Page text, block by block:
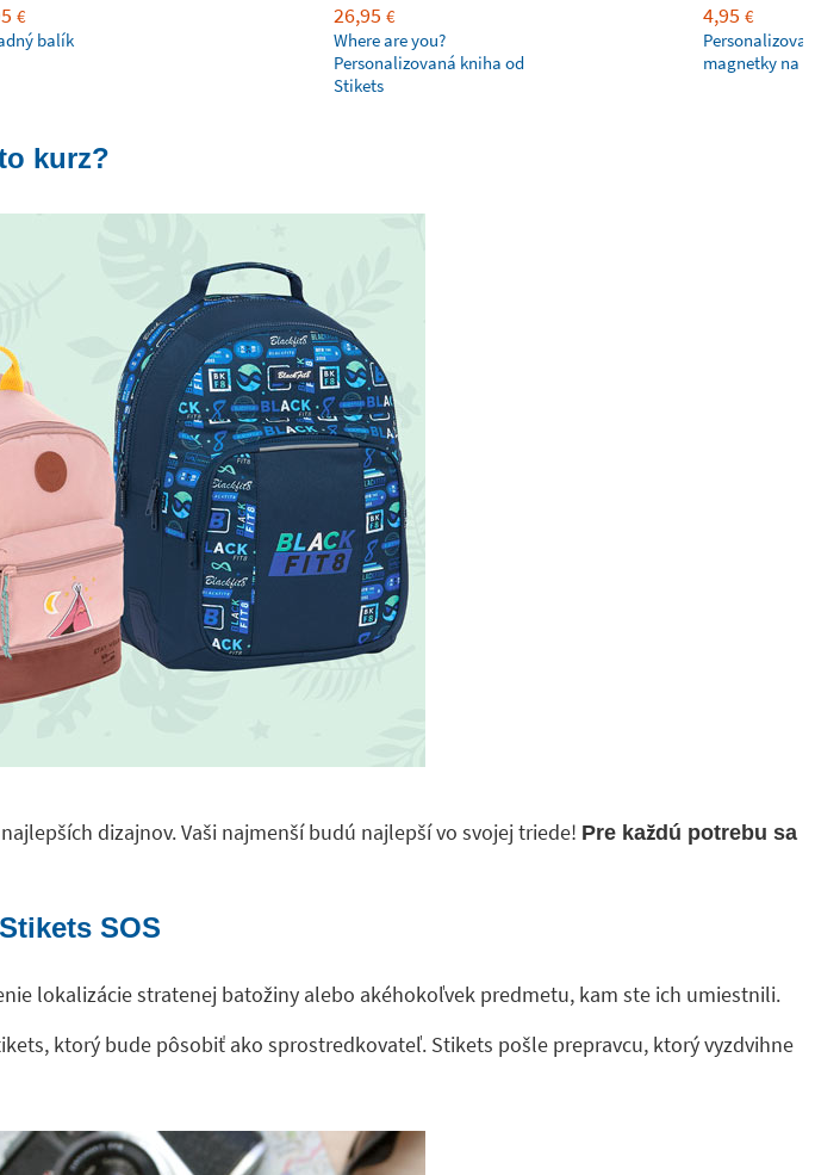
€
balík
26,95 €
Where are you?
Personalizovaná kniha od
Stikets
4,95 €
magnetky na
kurz?
dizajnov. Vaši najmenší budú najlepší vo svojej triede! Pre každú potrebu sa
SOS
lokalizácie stratenej batožiny alebo akéhokoľvek predmetu, kam ste ich umiestnili.
ktorý bude pôsobiť ako sprostredkovateľ. Stikets pošle prepravcu, ktorý vyzdvihne